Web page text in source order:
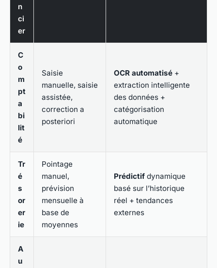
n
ci
er
C
o
m
pt
a
bi
lit
é
Saisie
manuelle, saisie
assistée,
correction a
posteriori
OCR automatisé +
extraction intelligente
des données +
catégorisation
automatique
Tr
é
s
or
er
ie
Pointage
manuel,
prévision
mensuelle à
base de
moyennes
Prédictif dynamique
basé sur l’historique
réel + tendances
externes
A
u